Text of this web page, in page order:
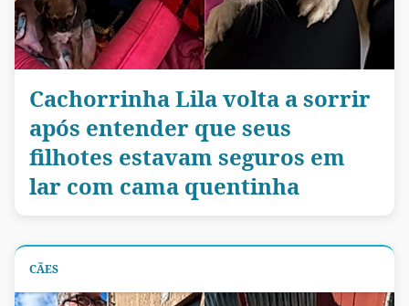
Cachorrinha Lila volta a sorrir
após entender que seus
filhotes estavam seguros em
lar com cama quentinha
CÃES